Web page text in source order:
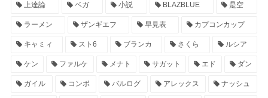
上達論 ベガ 小説 BLAZBLUE 是空
ラーメン ザンギエフ 早見表 カプコンカップ
キャミィ スト6 ブランカ さくら ルシア
ケン ファルケ メナト サガット エド ダン
ガイル コンボ バルログ アレックス ナッシュ